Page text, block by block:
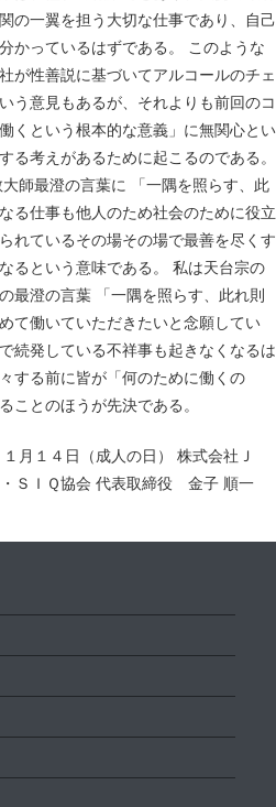
の一翼を担う大切な仕事であり、自己
かっているはずである。 このような
が性善説に基づいてアルコールのチェ
う意見もあるが、それよりも前回のコ
くという根本的な意義」に無関心とい
る考えがあるために起こるのである。
師最澄の言葉に 「一隅を照らす、此
る仕事も他人のため社会のために役立
れているその場その場で最善を尽くす
るという意味である。 私は天台宗の
最澄の言葉 「一隅を照らす、此れ則
て働いていただきたいと念願してい
続発している不祥事も起きなくなるは
する前に皆が「何のために働くの
ことのほうが先決である。
月１４日（成人の日） 株式会社Ｊ
・ＳＩＱ協会 代表取締役 金子 順一